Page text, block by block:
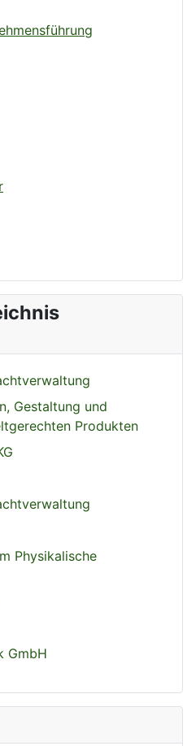
Gestaltung und
Produkten
Physikalische
GmbH